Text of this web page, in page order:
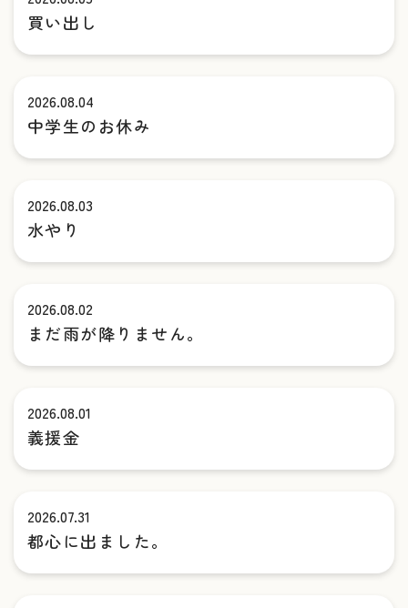
買い出し
2026.08.04
中学生のお休み
2026.08.03
水やり
2026.08.02
まだ雨が降りません。
2026.08.01
義援金
2026.07.31
都心に出ました。